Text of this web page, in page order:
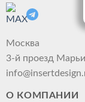
Москва
3-й проезд
О КОМПАНИИ